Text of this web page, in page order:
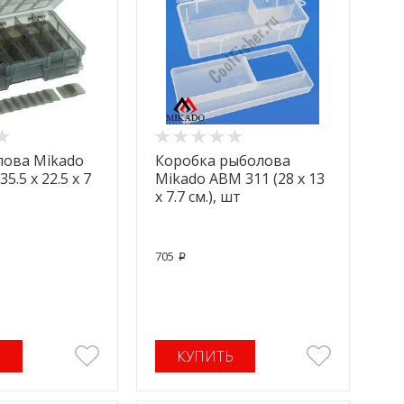
Mikado
x 22.5 x 7
Коробка рыболова
Mikado ABM 311 (28 x 13
x 7.7 см.), шт
705 p
КУПИТЬ